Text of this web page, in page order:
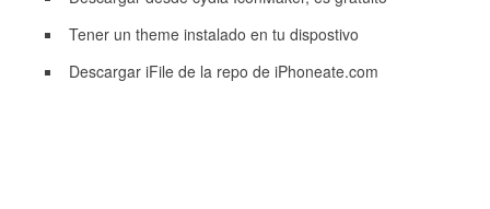
Tener un theme instalado en tu dispostivo
Descargar iFile de la repo de iPhoneate.com